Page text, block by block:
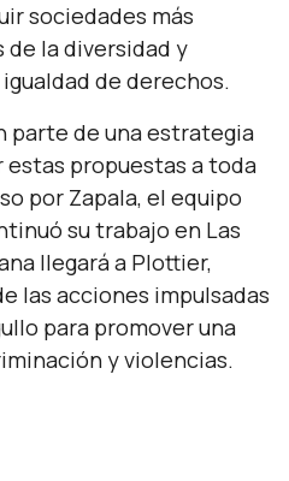
sociedades más
de la diversidad y
de derechos.
parte de una estrategia
propuestas a toda
por Zapala, el equipo
su trabajo en Las
llegará a Plottier,
las acciones impulsadas
para promover una
y violencias.